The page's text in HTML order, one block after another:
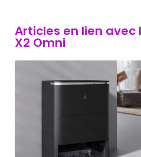
Articles en lien avec
X2 Omni